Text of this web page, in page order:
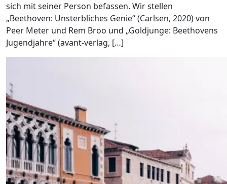
sich mit seiner Person befassen. Wir stellen
„Beethoven: Unsterbliches Genie“ (Carlsen, 2020) von
Peer Meter und Rem Broo und „Goldjunge: Beethovens
Jugendjahre“ (avant-verlag, […]